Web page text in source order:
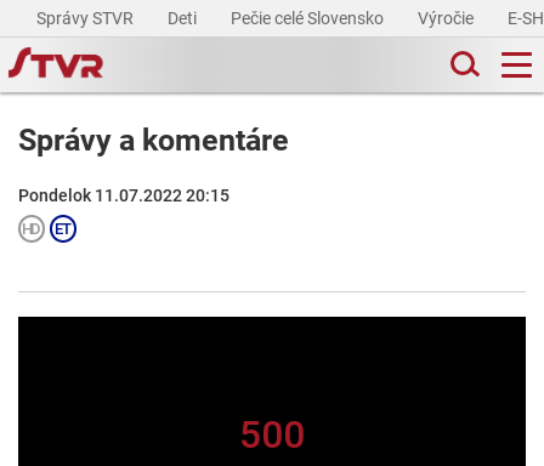
Správy STVR Deti Pečie celé Slovensko Výročie E-
Správy a komentáre
Pondelok 11.07.2022 20:15